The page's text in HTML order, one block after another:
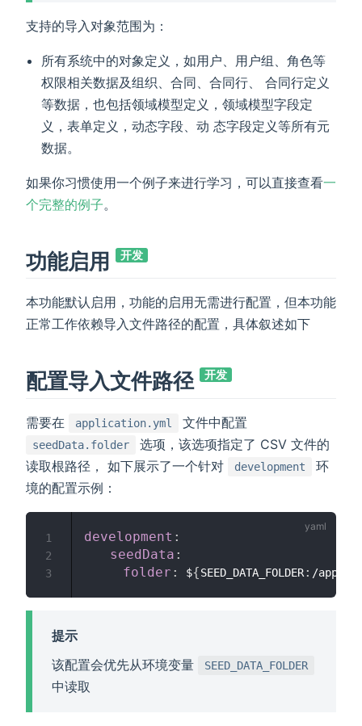
支持的导入对象范围为：
所有系统中的对象定义，如用户、用户组、角色等
权限相关数据及组织、合同、合同行、 合同行定义
等数据，也包括领域模型定义，领域模型字段定
义，表单定义，动态字段、动 态字段定义等所有元
数据。
如果你习惯使用一个例子来进行学习，可以直接查看一
个完整的例子。
功能启用 开发
本功能默认启用，功能的启用无需进行配置，但本功能
正常工作依赖导入文件路径的配置，具体叙述如下
配置导入文件路径 开发
需要在 application.yml 文件中配置
seedData.folder
选项，该选项指定了 CSV 文件的
读取根路径， 如下展示了一个针对
development
环
境的配置示例：
development :
seedData :
folder : ${SEED_DATA_FOLDER: /app/
1
2
3
提示
该配置会优先从环境变量
SEED_DATA_FOLDER
中读取